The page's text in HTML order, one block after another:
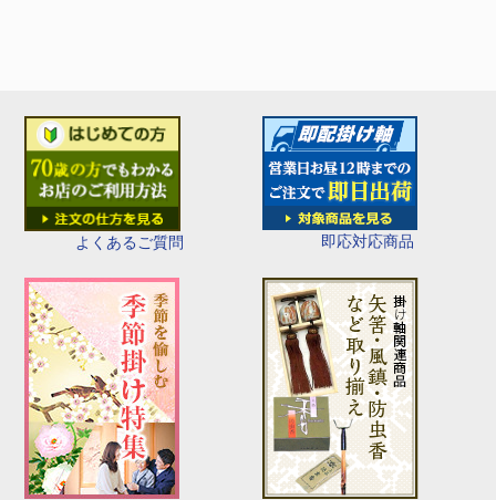
よくあるご質問 即応対応商品